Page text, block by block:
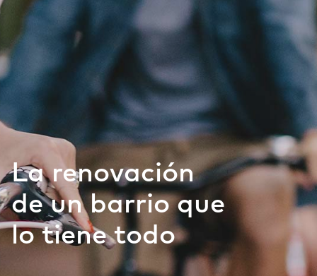
La renovación
de un barrio que
lo tiene todo